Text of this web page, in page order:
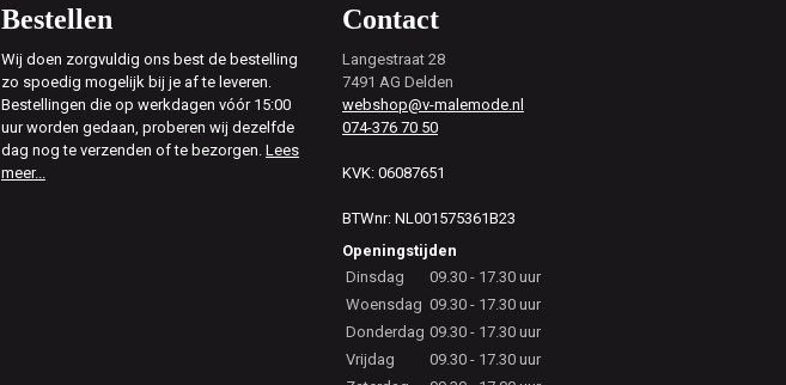
Bestellen
Wij doen zorgvuldig ons best de bestelling
zo spoedig mogelijk bij je af te leveren.
Bestellingen die op werkdagen vóór 15:00
uur worden gedaan, proberen wij dezelfde
dag nog te verzenden of te bezorgen. Lees
meer...
Contact
Langestraat 28
7491 AG Delden
webshop@v-malemode.nl
074-376 70 50
KVK: 06087651
BTWnr: NL001575361B23
Openingstijden
Dinsdag
09.30 - 17.30 uur
Woensdag 09.30 - 17.30 uur
Donderdag 09.30 - 17.30 uur
Vrijdag
09.30 - 17.30 uur